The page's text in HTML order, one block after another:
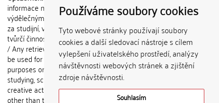
Používáme soubory cookies
Tyto webové stránky používají soubory
cookies a další sledovací nástroje s cílem
vylepšení uživatelského prostředí, analýzy
návštěvnosti webových stránek a zjištění
zdroje návštěvnosti.
Souhlasím
informace nemohou být použity k
výdělečným účelům nebo vydávány
za studijní, vědeckou nebo jinou
tvůrčí činnost jiné osoby než autora.
/ Any retrieved information shall not
be used for any commercial
purposes or claimed as results of
studying, scientific or any other
creative activities of any person
other than the author.